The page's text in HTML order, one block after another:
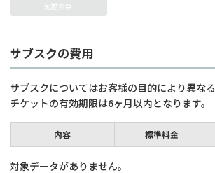
冠婚葬祭
サブスクの費用
サブスクについてはお客様の目的により異な
チケットの有効期限は6ヶ月以内となります。
内容 標準料金
対象データがありません。